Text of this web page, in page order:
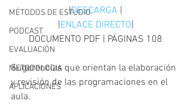
MÉTODOS DE ESTUDIO
PODCAST
EVALUACIÓN
METODOLOGIA
APLICACIONES
|DESCARGA |
|ENLACE DIRECTO|
DOCUMENTO PDF | PÁGINAS 108
Sugerencias que orientan la elaboración
y revisión de las programaciones en el
aula.